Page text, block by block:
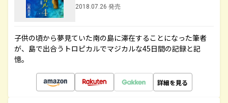
2018.07.26 発売
子供の頃から夢見ていた南の島に滞在することになった筆者
が、島で出合うトロピカルでマジカルな45日間の記録と記
憶。
詳細を見る